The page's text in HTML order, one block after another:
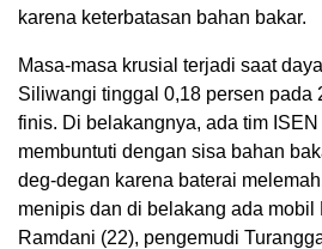
karena keterbatasan bahan bakar.
Masa-masa krusial terjadi saat
Siliwangi tinggal 0,18 persen pada
finis. Di belakangnya, ada tim ISEN
membuntuti dengan sisa bahan
deg-degan karena baterai
menipis dan di belakang ada mobil
Ramdani (22), pengemudi